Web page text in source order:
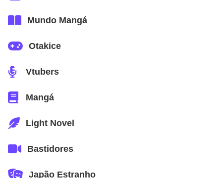
Mundo Mangá
Otakice
Vtubers
Mangá
Light Novel
Bastidores
Japão Estranho